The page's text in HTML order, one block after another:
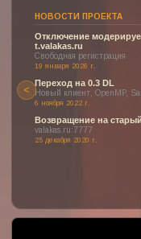
<
НОВОСТИ ПРОЕКТА
Отключение
t.valakas.ru
Свободная регистрация
19 января 2026 г.
Переход на 0.3 DL
Новый клиент, OpenMP,
6 ноября 2022 г.
Возвращение на
valakas.ru:7777
25 декабря 2020 г.